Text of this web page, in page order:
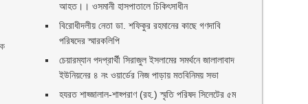
আহত।। ওসমানী হাসপাতালে চিকিৎসাধীন
বিরোধীদলীয় নেতা ডা. শফিকুর রহমানের কাছে গণদাবি
পরিষদের স্মারকলিপি ‎
চেয়ারম্যান পদপ্রার্থী সিরাজুল ইসলামের সমর্থনে জালালাবাদ
ইউনিয়নের ৪ নং ওয়ার্ডের নিজ পাড়ায় মতবিনিময় সভা
হযরত শাহ্জালাল-শাহ্পরাণ (রহ.) স্মৃতি পরিষদ সিলেটের ৫ম